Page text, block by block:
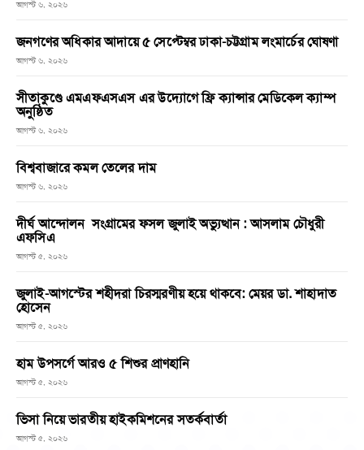
আগস্ট ৬, ২০২৬
জনগণের অধিকার আদায়ে ৫ সেপ্টেম্বর ঢাকা-চট্টগ্রাম লংমার্চের ঘোষণা
আগস্ট ৬, ২০২৬
সীতাকুণ্ডে এমএফএসএস এর উদ্যোগে ফ্রি ক্যান্সার মেডিকেল ক্যাম্প
অনুষ্ঠিত
আগস্ট ৬, ২০২৬
বিশ্ববাজারে কমল তেলের দাম
আগস্ট ৬, ২০২৬
দীর্ঘ আন্দোলন সংগ্রামের ফসল জুলাই অভ্যুত্থান : আসলাম চৌধুরী
এফসিএ
আগস্ট ৫, ২০২৬
জুলাই-আগস্টের শহীদরা চিরস্মরণীয় হয়ে থাকবে: মেয়র ডা. শাহাদাত
হোসেন
আগস্ট ৫, ২০২৬
হাম উপসর্গে আরও ৫ শিশুর প্রাণহানি
আগস্ট ৫, ২০২৬
ভিসা নিয়ে ভারতীয় হাইকমিশনের সতর্কবার্তা
আগস্ট ৫, ২০২৬